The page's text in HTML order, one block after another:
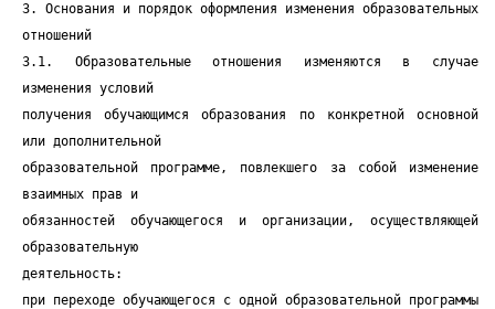
3. Основания и порядок оформления изменения образовательных
отношений
3.1. Образовательные отношения изменяются в случае
изменения условий
получения обучающимся образования по конкретной основной
или дополнительной
образовательной программе, повлекшего за собой изменение
взаимных прав и
обязанностей обучающегося и организации, осуществляющей
образовательную
деятельность:
при переходе обучающегося с одной образовательной программы